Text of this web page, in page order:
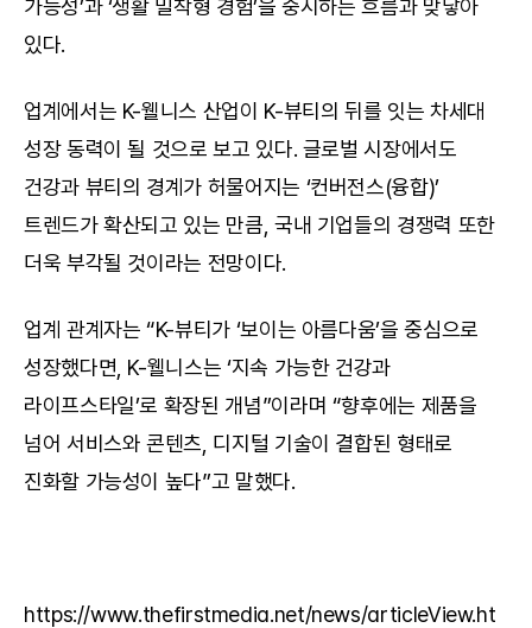
가능성’과 ‘생활 밀착형 경험’을 중시하는 흐름과 맞닿아
있다.
업계에서는 K-웰니스 산업이 K-뷰티의 뒤를 잇는 차세대
성장 동력이 될 것으로 보고 있다. 글로벌 시장에서도
건강과 뷰티의 경계가 허물어지는 ‘컨버전스(융합)’
트렌드가 확산되고 있는 만큼, 국내 기업들의 경쟁력 또한
더욱 부각될 것이라는 전망이다.
업계 관계자는 “K-뷰티가 ‘보이는 아름다움’을 중심으로
성장했다면, K-웰니스는 ‘지속 가능한 건강과
라이프스타일’로 확장된 개념”이라며 “향후에는 제품을
넘어 서비스와 콘텐츠, 디지털 기술이 결합된 형태로
진화할 가능성이 높다”고 말했다.
https://www.thefirstmedia.net/news/articleView.ht